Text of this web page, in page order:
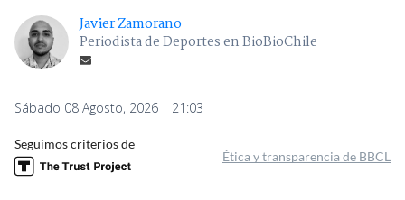
Javier Zamorano
Periodista de Deportes en BioBioChile
Sábado 08 Agosto, 2026 | 21:03
Seguimos criterios de
Ética y transparencia de BBCL